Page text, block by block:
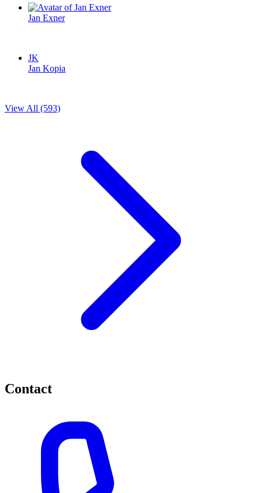
Jan Exner
JK
Jan Kopia
View All (593)
Contact